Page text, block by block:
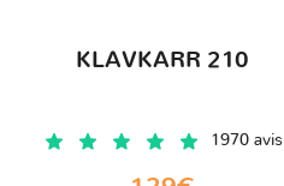
KLAVKARR 210
1970 avis